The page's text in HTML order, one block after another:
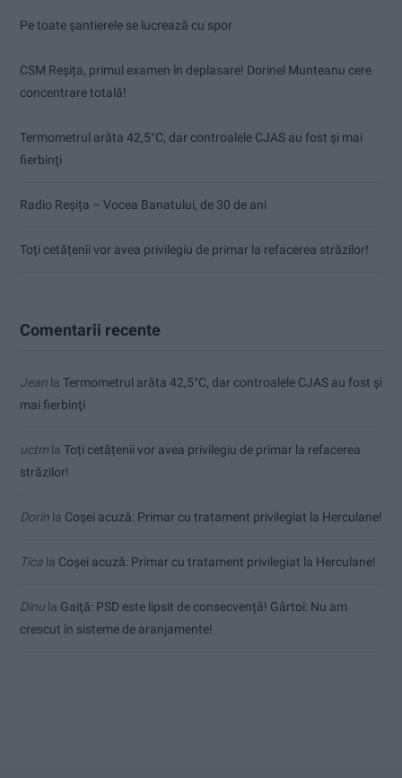
Pe toate șantierele se lucrează cu spor
CSM Reșița, primul examen în deplasare! Dorinel Munteanu cere
concentrare totală!
Termometrul arăta 42,5°C, dar controalele CJAS au fost și mai
fierbinți
Radio Reșița – Vocea Banatului, de 30 de ani
Toți cetățenii vor avea privilegiu de primar la refacerea străzilor!
Comentarii recente
Jean la Termometrul arăta 42,5°C, dar controalele CJAS au fost și
mai fierbinți
uctmla Toți cetățenii vor avea privilegiu de primar la refacerea
străzilor!
Dorin la Coșei acuză: Primar cu tratament privilegiat la Herculane!
Tica la Coșei acuză: Primar cu tratament privilegiat la Herculane!
Dinu la Gaiţă: PSD este lipsit de consecvență! Gârtoi: Nu am
crescut în sisteme de aranjamente!